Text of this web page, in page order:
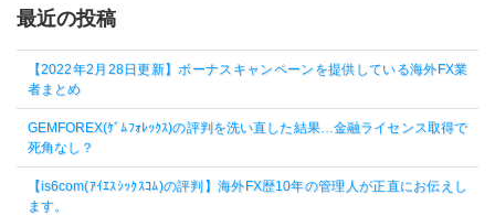
最近の投稿
【2022年2月28日更新】ボーナスキャンペーンを提供している海外FX業
者まとめ
GEMFOREX(ｹﾞﾑﾌｫﾚｯｸｽ)の評判を洗い直した結果…金融ライセンス取得で
死角なし？
【is6com(ｱｲｴｽｼｯｸｽｺﾑ)の評判】海外FX歴10年の管理人が正直にお伝えし
ます。